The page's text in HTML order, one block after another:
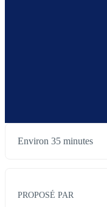
Environ 35 minutes
PROPOSÉ PAR